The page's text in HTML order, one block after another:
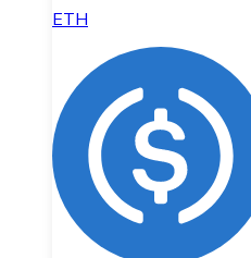
ETH